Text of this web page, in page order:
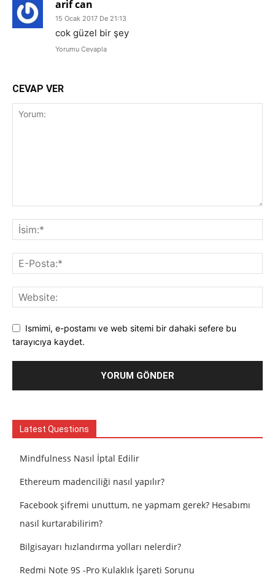
arif can
15 Ocak 2017 De 21:13
cok güzel bir şey
Yorumu Cevapla
CEVAP VER
Ismimi, e-postamı ve web sitemi bir dahaki sefere bu
tarayıcıya kaydet.
Latest Questions
Mindfulness Nasıl İptal Edilir
Ethereum madenciliği nasıl yapılır?
Facebook şifremi unuttum, ne yapmam gerek? Hesabımı
nasıl kurtarabilirim?
Bilgisayarı hızlandırma yolları nelerdir?
Redmi Note 9S -Pro Kulaklık İşareti Sorunu